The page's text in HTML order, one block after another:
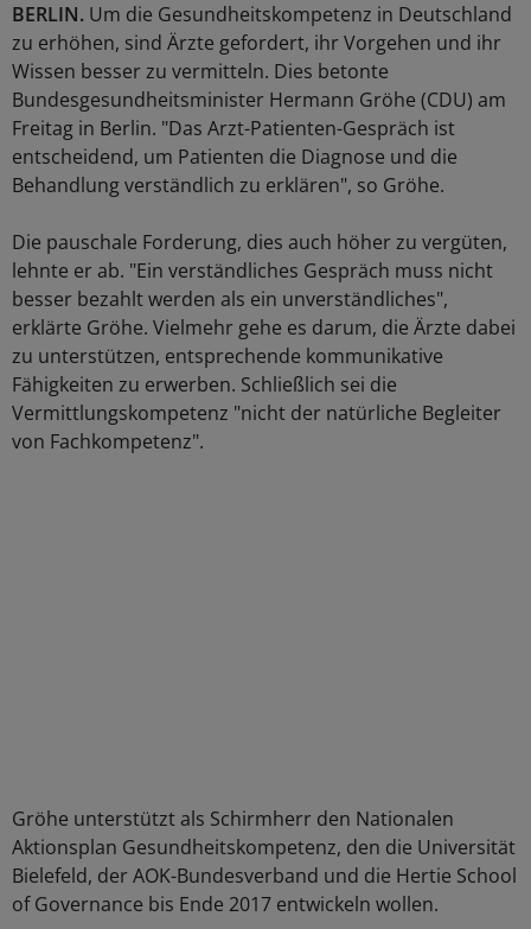
BERLIN. Um die Gesundheitskompetenz in Deutschland
zu erhöhen, sind Ärzte gefordert, ihr Vorgehen und ihr
Wissen besser zu vermitteln. Dies betonte
Bundesgesundheitsminister Hermann Gröhe (CDU) am
Freitag in Berlin. "Das Arzt-Patienten-Gespräch ist
entscheidend, um Patienten die Diagnose und die
Behandlung verständlich zu erklären", so Gröhe.
Die pauschale Forderung, dies auch höher zu vergüten,
lehnte er ab. "Ein verständliches Gespräch muss nicht
besser bezahlt werden als ein unverständliches",
erklärte Gröhe. Vielmehr gehe es darum, die Ärzte dabei
zu unterstützen, entsprechende kommunikative
Fähigkeiten zu erwerben. Schließlich sei die
Vermittlungskompetenz "nicht der natürliche Begleiter
von Fachkompetenz".
Gröhe unterstützt als Schirmherr den Nationalen
Aktionsplan Gesundheitskompetenz, den die Universität
Bielefeld, der AOK-Bundesverband und die Hertie School
of Governance bis Ende 2017 entwickeln wollen.